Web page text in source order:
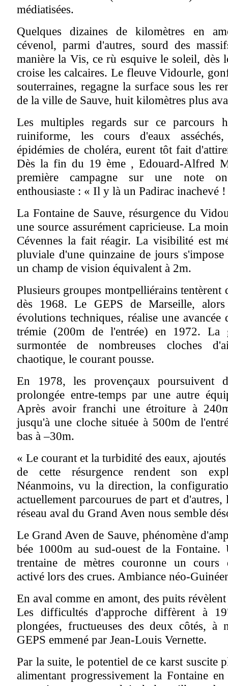
médiatisées.
Quelques dizaines de kilomètres en
cévenol, parmi d'autres, sourd des
manière la Vis, ce rù esquive le soleil, dès
croise les calcaires. Le fleuve Vidourle,
souterraines, regagne la surface sous les
de la ville de Sauve, huit kilomètres plus
Les multiples regards sur ce parcours
ruiniforme, les cours d'eaux
épidémies de choléra, eurent tôt fait
Dès la fin du 19 ème , Edouard-Alfred
première campagne sur une note
enthousiaste : « Il y là un Padirac inachevé
La Fontaine de Sauve, résurgence du
une source assurément capricieuse. La
Cévennes la fait réagir. La visibilité est
pluviale d'une quinzaine de jours
un champ de vision équivalent à 2m.
Plusieurs groupes montpelliérains tentèrent
dès 1968. Le GEPS de Marseille,
évolutions techniques, réalise une avancée
trémie (200m de l'entrée) en 1972. La
surmontée de nombreuses cloches
chaotique, le courant pousse.
En 1978, les provençaux poursuivent
prolongée entre-temps par une autre
Après avoir franchi une étroiture à
jusqu'à une cloche située à 500m de
bas à –30m.
« Le courant et la turbidité des eaux,
de cette résurgence rendent son
Néanmoins, vu la direction, la
actuellement parcourues de part et
réseau aval du Grand Aven nous semble
Le Grand Aven de Sauve, phénomène
bée 1000m au sud-ouest de la Fontaine.
trentaine de mètres couronne un cours
activé lors des crues. Ambiance néo-
En aval comme en amont, des puits révèlent
Les difficultés d'approche diffèrent à
plongées, fructueuses des deux côtés, à
GEPS emmené par Jean-Louis Vernette.
Par la suite, le potentiel de ce karst suscite
alimentant progressivement la Fontaine